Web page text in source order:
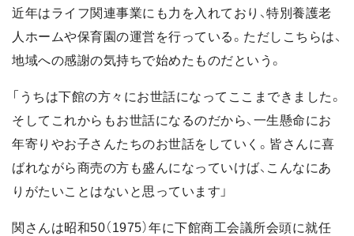
近年はライフ関連事業にも力を入れており、特別養護老
人ホームや保育園の運営を行っている。ただしこちらは、
地域への感謝の気持ちで始めたものだという。
「うちは下館の方々にお世話になってここまできました。
そしてこれからもお世話になるのだから、一生懸命にお
年寄りやお子さんたちのお世話をしていく。皆さんに喜
ばれながら商売の方も盛んになっていけば、こんなにあ
りがたいことはないと思っています」
関さんは昭和50（1975）年に下館商工会議所会頭に就任